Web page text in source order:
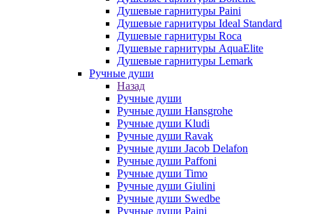
Душевые гарнитуры Paini
Душевые гарнитуры Ideal Standard
Душевые гарнитуры Roca
Душевые гарнитуры AquaElite
Душевые гарнитуры Lemark
Ручные души
Назад
Ручные души
Ручные души Hansgrohe
Ручные души Kludi
Ручные души Ravak
Ручные души Jacob Delafon
Ручные души Paffoni
Ручные души Timo
Ручные души Giulini
Ручные души Swedbe
Ручные души Paini